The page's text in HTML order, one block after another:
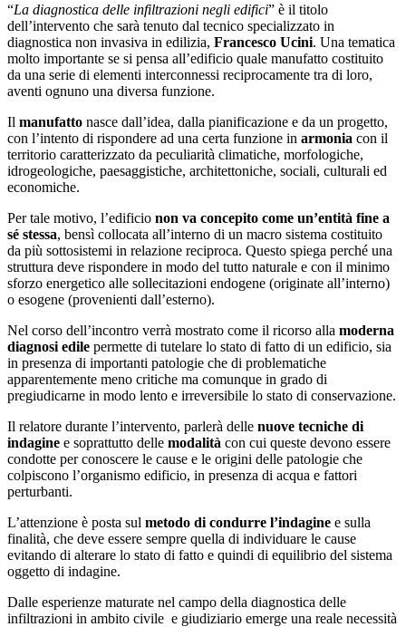
“La diagnostica delle infiltrazioni negli edifici” è il titolo
dell’intervento che sarà tenuto dal tecnico specializzato in
diagnostica non invasiva in edilizia, Francesco Ucini. Una tematica
molto importante se si pensa all’edificio quale manufatto costituito
da una serie di elementi interconnessi reciprocamente tra di loro,
aventi ognuno una diversa funzione.
Il manufatto nasce dall’idea, dalla pianificazione e da un progetto,
con l’intento di rispondere ad una certa funzione in armonia con il
territorio caratterizzato da peculiarità climatiche, morfologiche,
idrogeologiche, paesaggistiche, architettoniche, sociali, culturali ed
economiche.
Per tale motivo, l’edificio non va concepito come un’entità fine a
sé stessa, bensì collocata all’interno di un macro sistema costituito
da più sottosistemi in relazione reciproca. Questo spiega perché una
struttura deve rispondere in modo del tutto naturale e con il minimo
sforzo energetico alle sollecitazioni endogene (originate all’interno)
o esogene (provenienti dall’esterno).
Nel corso dell’incontro verrà mostrato come il ricorso alla moderna
diagnosi edile permette di tutelare lo stato di fatto di un edificio, sia
in presenza di importanti patologie che di problematiche
apparentemente meno critiche ma comunque in grado di
pregiudicarne in modo lento e irreversibile lo stato di conservazione.
Il relatore durante l’intervento, parlerà delle nuove tecniche di
indagine e soprattutto delle modalità con cui queste devono essere
condotte per conoscere le cause e le origini delle patologie che
colpiscono l’organismo edificio, in presenza di acqua e fattori
perturbanti.
L’attenzione è posta sul metodo di condurre l’indagine e sulla
finalità, che deve essere sempre quella di individuare le cause
evitando di alterare lo stato di fatto e quindi di equilibrio del sistema
oggetto di indagine.
Dalle esperienze maturate nel campo della diagnostica delle
infiltrazioni in ambito civile e giudiziario emerge una reale necessità